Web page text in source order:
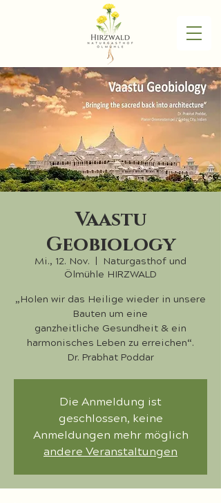
Vaastu
Geobiology
Mi., 12. Nov.
  |
Naturgasthof und
Ölmühle HIRZWALD
„Holen wir das Heilige wieder in unsere
Bauten um eine
ganzheitliche Gesundheit & ein
harmonisches Leben zu erreichen“.
Dr. Prabhat Poddar
Die Anmeldung ist
geschlossen, keine
Anmeldungen mehr möglich
andere Veranstaltungen